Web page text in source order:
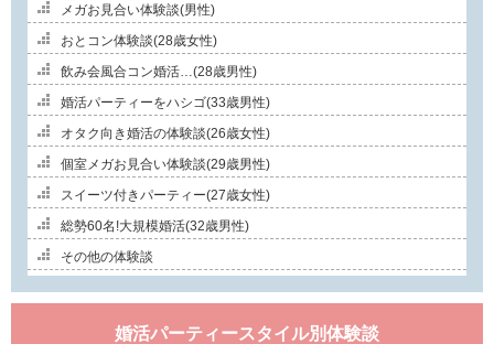
メガお見合い体験談(男性)
おとコン体験談(28歳女性)
飲み会風合コン婚活…(28歳男性)
婚活パーティーをハシゴ(33歳男性)
オタク向き婚活の体験談(26歳女性)
個室メガお見合い体験談(29歳男性)
スイーツ付きパーティー(27歳女性)
総勢60名!大規模婚活(32歳男性)
その他の体験談
婚活パーティースタイル別体験談